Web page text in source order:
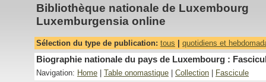
Bibliothèque nationale de Luxembourg
Luxemburgensia online
Sélection du type de publication: tous quotidiens et
Biographie nationale du pays de Luxembourg :
Navigation: Home Table onomastique Collection Fascicule